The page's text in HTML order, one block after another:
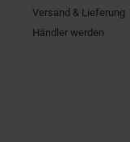
Versand & Lieferung
Händler werden